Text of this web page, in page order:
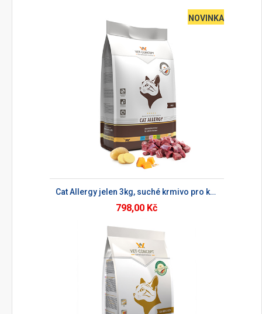
NOVINKA
Cat Allergy jelen 3kg, suché krmivo pro kočky
798,00 Kč